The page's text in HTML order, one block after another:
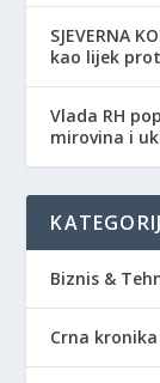
SJEVERNA
kao lijek
Vlada RH
mirovina i
Biznis &
Crna kronika